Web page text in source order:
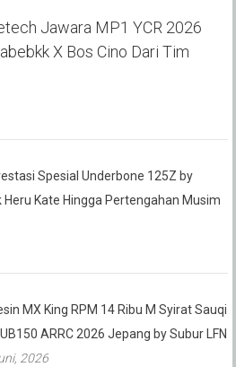
Jawara MP1 YCR 2026
X Bos Cino Dari Tim
Spesial Underbone 125Z by
Heru Kate Hingga Pertengahan Musim
MX King RPM 14 Ribu M Syirat Sauqi
ARRC 2026 Jepang by Subur LFN
2026